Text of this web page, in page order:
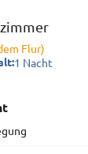
Flur)
1 Nacht